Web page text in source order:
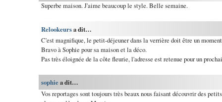
Superbe maison. J'aime beaucoup le style. Belle semaine.
Relookeursa dit…
C'est magnifique, le petit-déjeuner dans la verrière doit être un
Bravo à Sophie pour sa maison et la déco.
Pas très éloignée de la côte fleurie, l'adresse est retenue pour un
sophiea dit…
Vos reportages sont toujours très beaux nous faisant découvrir des